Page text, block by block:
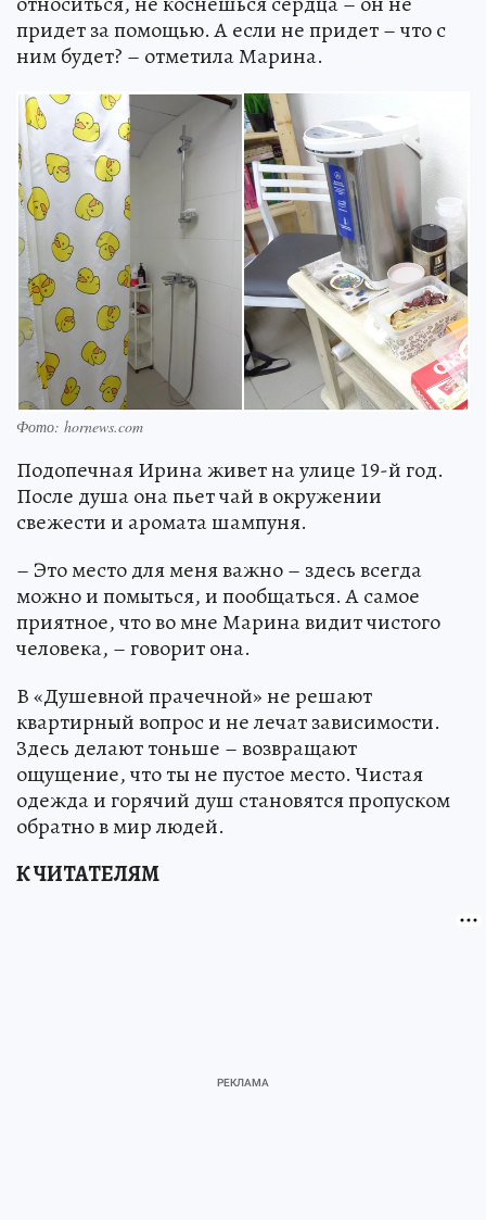
придет за помощью. А если не придет – что с
ним будет? – отметила Марина.
Фото: hornews.com
Подопечная Ирина живет на улице 19-й год.
После душа она пьет чай в окружении
свежести и аромата шампуня.
– Это место для меня важно – здесь всегда
можно и помыться, и пообщаться. А самое
приятное, что во мне Марина видит чистого
человека, – говорит она.
В «Душевной прачечной» не решают
квартирный вопрос и не лечат зависимости.
Здесь делают тоньше – возвращают
ощущение, что ты не пустое место. Чистая
одежда и горячий душ становятся пропуском
обратно в мир людей.
К ЧИТАТЕЛЯМ